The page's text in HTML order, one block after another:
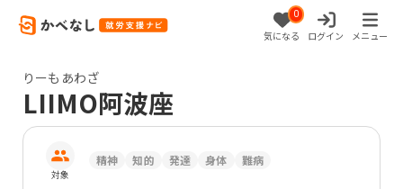
0
気になる ログイン メニュー
りーもあわざ
LIIMO阿波座
対象
精神 知的 発達 身体 難病